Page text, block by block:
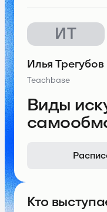
ИТ
Виды
Илья Трегубов
Teachbase
Кто